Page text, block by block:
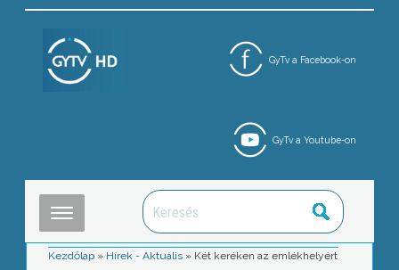
GyTv a Facebook-on
GyTv a Youtube-on
Kezdőlap » Hírek - Aktuális » Két keréken az emlékhelyért